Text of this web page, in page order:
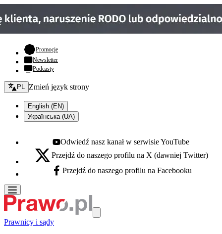
Promocje- otwiera się w nowej karcie
Newsletter
Podcasty
Zmień język - bieżący:
PL Zmień język strony
English (EN)
Українська (UA)
Youtube - otwiera się w nowej karcie
Odwiedź nasz kanał w serwisie YouTube
X - otwiera się w nowej karcie
Przejdź do naszego profilu na X (dawniej Twitter)
Facebook - otwiera się w nowej karcie
Przejdź do naszego profilu na Facebooku
Prawnicy i sądy